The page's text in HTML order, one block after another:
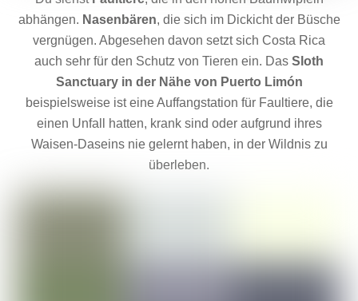
abhängen. Nasenbären, die sich im Dickicht der Büsche
vergnügen. Abgesehen davon setzt sich Costa Rica
auch sehr für den Schutz von Tieren ein. Das Sloth
Sanctuary in der Nähe von Puerto Limón
beispielsweise ist eine Auffangstation für Faultiere, die
einen Unfall hatten, krank sind oder aufgrund ihres
Waisen-Daseins nie gelernt haben, in der Wildnis zu
überleben.